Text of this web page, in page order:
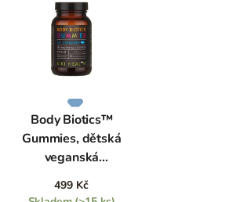
Body Biotics™
Gummies, dětská
veganská
probiotika, 60
žvýkacích tablet
499 Kč